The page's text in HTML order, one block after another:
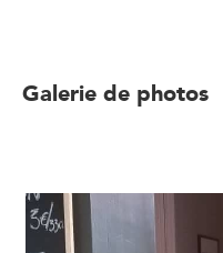
Galerie de photos